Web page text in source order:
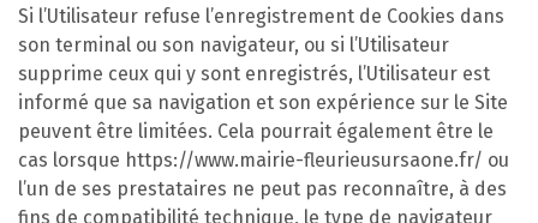
Si l’Utilisateur refuse l’enregistrement de Cookies dans
son terminal ou son navigateur, ou si l’Utilisateur
supprime ceux qui y sont enregistrés, l’Utilisateur est
informé que sa navigation et son expérience sur le Site
peuvent être limitées. Cela pourrait également être le
cas lorsque https://www.mairie-fleurieusursaone.fr/ ou
l’un de ses prestataires ne peut pas reconnaître, à des
fins de compatibilité technique, le type de navigateur